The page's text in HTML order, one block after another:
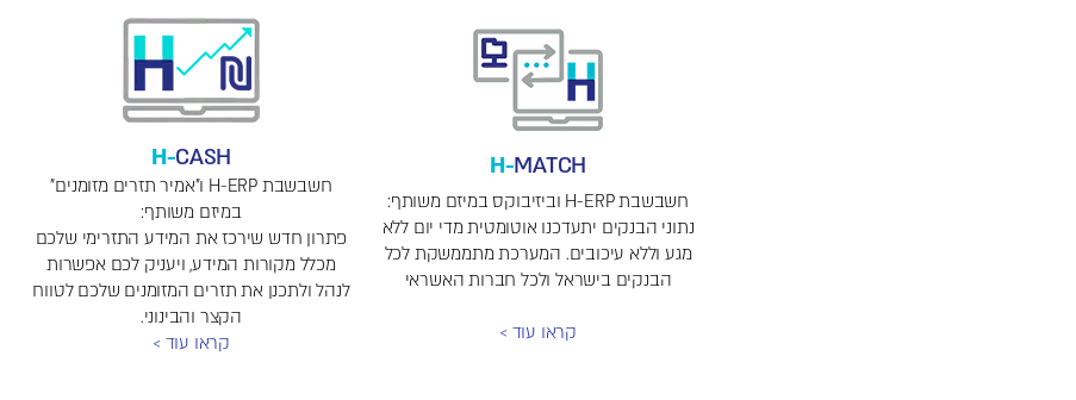
H-MATCH
חשבשבת H-ERP וביזיבוקס במיזם משותף:
נתוני הבנקים יתעדכנו אוטומטית מדי יום ללא
מגע וללא עיכובים. המערכת מתממשקת לכל
הבנקים בישראל ולכל חברות האשראי
קראו עוד >
H-CASH
חשבשבת H-ERP ו"אמיר תזרים מזומנים"
במיזם משותף:
פתרון חדש שירכז את המידע התזרימי שלכם
מכלל מקורות המידע, ויעניק לכם אפשרות
לנהל ולתכנן את תזרים המזומנים שלכם לטווח
הקצר והבינוני.
קראו עוד >